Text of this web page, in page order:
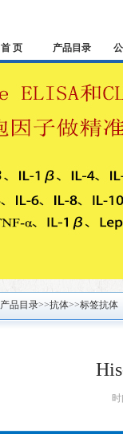
首 页 产品目录
产品目录>>抗体>>标签抗体